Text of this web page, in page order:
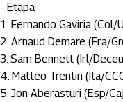
- Etapa
1. Fernando Gaviria
2. Arnaud Demare (Fra/
3. Sam Bennett (Irl/
4. Matteo Trentin (Ita/
5. Jon Aberasturi (Esp/